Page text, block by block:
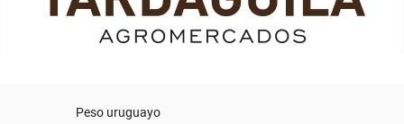
Peso uruguayo